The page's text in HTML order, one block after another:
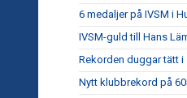
6 medaljer på IVSM i
IVSM-guld till Hans
Rekorden duggar tätt
Nytt klubbrekord på